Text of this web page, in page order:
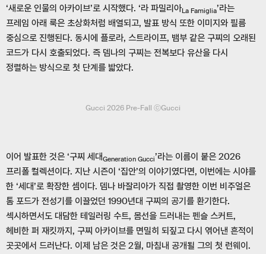
‘새로운 인물의 아카이브’로 시작했다. ‘라 파밀리아La Famiglia’라는
프레임 아래 룩은 초상화처럼 배열되고, 발표 방식 또한 이미지와 필름
중심으로 진행된다. 동시에 플로라, 스트라이프, 뱀부 같은 구찌의 오래된
코드가 다시 호출되었다. 즉 뎀나의 구찌는 전복보다 유산을 다시
정렬하는 방식으로 첫 단계를 밟았다.
Gucci 2026 Pre-Fall ⓒGucci
이어 발표한 것은 ‘구찌 세대Generation Gucci’라는 이름이 붙은 2026
프리폴 컬렉션이다. 지난 시즌이 ‘집안’의 이야기였다면, 이번에는 시야를
한 ‘세대’로 확장한 셈이다. 뎀나 바잘리아가 직접 촬영한 이번 비주얼은
톰 포드가 전성기를 이끌었던 1990년대 구찌의 공기를 환기한다.
섹시하면서도 대담한 테일러링 수트, 몸선을 드러내는 펜슬 스커트,
헤비한 퍼 재킷까지, 구찌 아카이브를 면밀히 되짚고 다시 엮어낸 흔적이
곳곳에서 드러난다. 이제 남은 것은 2월, 마침내 공개될 그의 첫 런웨이.